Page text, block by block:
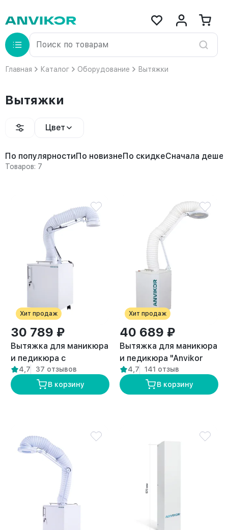
Главная Каталог Оборудование Вытяжки
Вытяжки
Цвет
По популярностиПо новизнеПо скидкеСначала
Товаров: 7
Хит продаж
30 789 ₽
Вытяжка для маникюра
и педикюра с
подсветкой стандарт
“ANVIKOR VC-AIR-1”
4,7
37 отзывов
В корзину
Хит продаж
40 689 ₽
Вытяжка для маникюра
и педикюра "Anvikor
DUO"
4,7
141 отзыв
В корзину